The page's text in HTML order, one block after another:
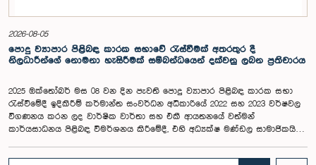
2026-08-05
පොදු ව්‍යාපාර පිළිබඳ කාරක සභාවේ රැස්වීමක් අතරතුර දී
නිලධාරීන්ගේ නොමනා හැසිරීමක් සම්බන්ධයෙන් දක්වනු ලබන ප්‍රතිචාරය
2025 ඔක්තෝබර් මස 08 වන දින පැවති පොදු ව්‍යාපාර පිළිබඳ කාරක සභා
රැස්වීමේදී ඉදිකිරීම් කර්මාන්ත සංවර්ධන අධිකාරියේ 2022 සහ 2023 වර්ෂවල
විගණනය කරන ලද වාර්ෂික වාර්තා සහ එකී ආයතනයේ වත්මන්
කාර්යසාධනය පිළිබඳ විමර්ශනය කිරීමේදී, එහි අධ්‍යක්ෂ මණ්ඩල සාමාජිකයින්